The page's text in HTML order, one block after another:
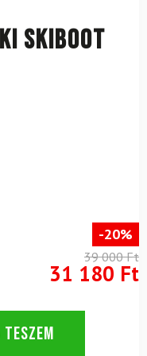
Skiboot
-20%
39 000 Ft
31 180 Ft
TESZEM